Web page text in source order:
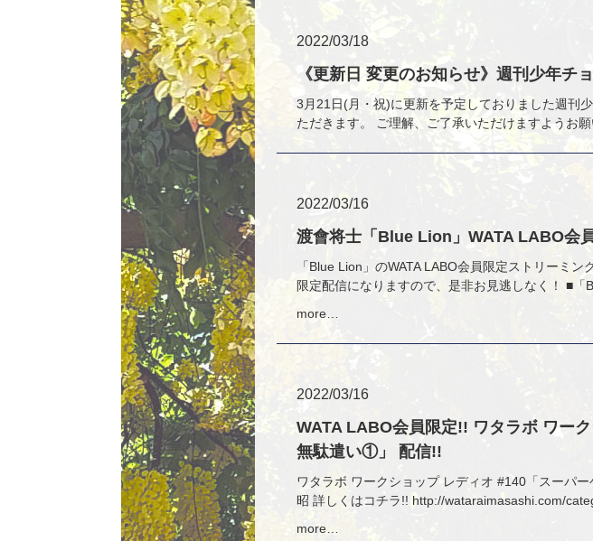
2022/03/18
《更新日 変更のお知らせ》週刊少年チ
3月21日(月・祝)に更新を予定しておりました週刊
ただきます。 ご理解、ご了承いただけますようお願
2022/03/16
渡會将士「Blue Lion」WATA LABO会
「Blue Lion」のWATA LABO会員限定ストリーミ
限定配信になりますので、是非お見逃しなく！ ■
more…
2022/03/16
WATA LABO会員限定!! ワタラボ ワー
無駄遣い①」 配信!!
ワタラボ ワークショップ レディオ #140「スーパ
昭 詳しくはコチラ!! http://wataraimasashi.com/
more…